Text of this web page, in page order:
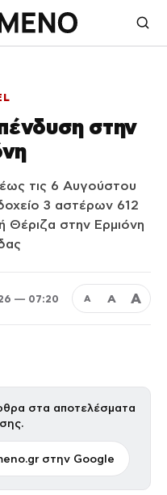
στην
τις 6 Αυγούστου
3 αστέρων 612
Θέριζα στην Ερμιόνη
— 07:20 Α Α Α
στα αποτελέσματα
στην Google